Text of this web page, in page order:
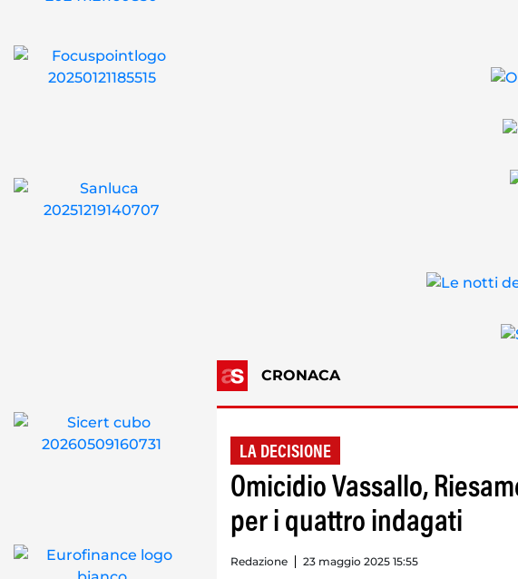
CRONACA
LA DECISIONE
Omicidio Vassallo,
per i quattro indagati
Redazione 23 maggio 2025 15:55